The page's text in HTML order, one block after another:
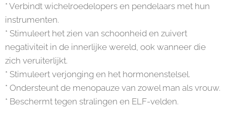
* Verbindt wichelroedelopers en pendelaars met hun
instrumenten.
* Stimuleert het zien van schoonheid en zuivert
negativiteit in de innerlijke wereld, ook wanneer die
zich veruiterlijkt.
* Stimuleert verjonging en het hormonenstelsel.
* Ondersteunt de menopauze van zowel man als vrouw.
* Beschermt tegen stralingen en ELF-velden.